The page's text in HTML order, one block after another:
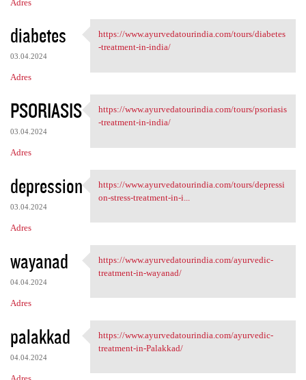
Adres
diabetes
03.04.2024
Adres
https://www.ayurvedatourindia
https://www.ayurvedatourindia.com/tours/diabetes
-treatment-in-india/
PSORIASIS
03.04.2024
Adres
https://www.ayurvedatourindia
https://www.ayurvedatourindia.com/tours/psoriasis
-treatment-in-india/
depression
03.04.2024
Adres
https://www.ayurvedatourindia
https://www.ayurvedatourindia.com/tours/depressi
on-stress-treatment-in-i...
wayanad
04.04.2024
Adres
https://www.ayurvedatourindia
https://www.ayurvedatourindia.com/ayurvedic-
treatment-in-wayanad/
palakkad
04.04.2024
https://www.ayurvedatourindia
https://www.ayurvedatourindia.com/ayurvedic-
treatment-in-Palakkad/